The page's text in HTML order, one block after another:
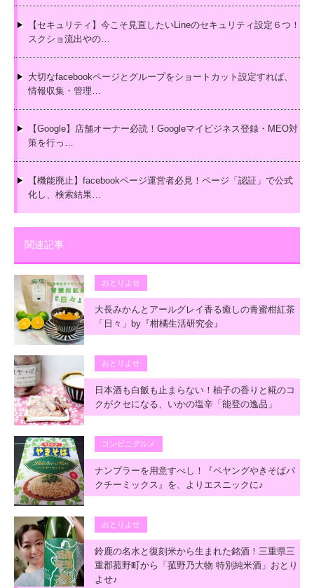
【セキュリティ】今こそ見直したいLineのセキュリティ設定６つ！
スクショ流出やの…
大切なfacebookページとグループをショートカット設定すれば、
情報収集・管理…
【Google】店舗オーナー必読！Googleマイビジネス登録・MEO対
策を行っ…
【機能廃止】facebookページ運営者必見！ページ「認証」で公式
化し、検索結果…
関連記事
おとりよせ
大長みかんとアールグレイ香る癒しの青蜜柑紅茶
「日々」by『柑橘生活研究会』
おとりよせ
日本酒も白飯も止まらない！柚子の香りと糀のコ
クがクセになる、いかの塩辛「能登の逸品」
コンビニグルメ
ナンプラーを用意すべし！『ペヤングやきそばパ
クチーミックス』を、よりエスニックに♪
おとりよせ
鈴鹿の名水と復刻米から生まれた銘酒！三重県三
重郡菰野町から「菰野乃大物 特別純米酒」おとり
よせ♪